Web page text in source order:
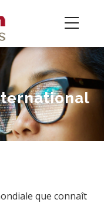
que connaît